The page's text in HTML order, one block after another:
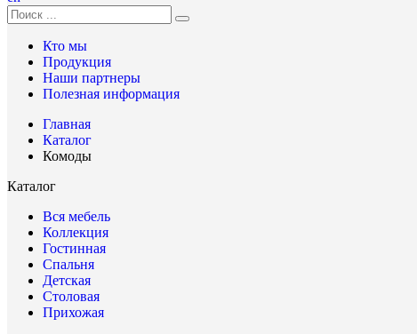
Кто мы
Продукция
Наши партнеры
Полезная информация
Главная
Каталог
Комоды
Каталог
Вся мебель
Коллекция
Гостинная
Спальня
Детская
Столовая
Прихожая